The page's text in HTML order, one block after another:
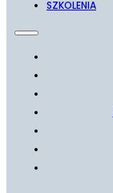
SZKOLENIA